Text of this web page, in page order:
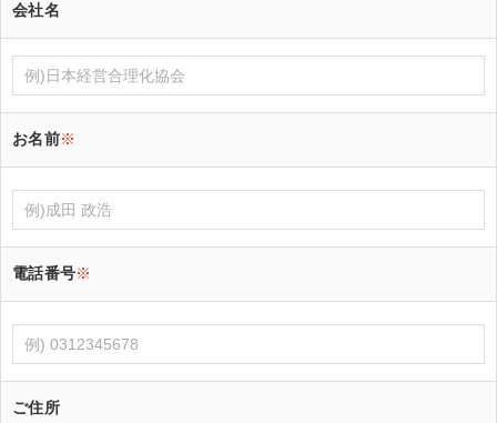
会社名
お名前※
電話番号※
ご住所